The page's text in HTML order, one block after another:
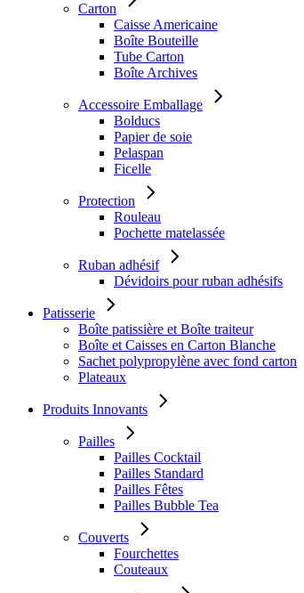
Carton
Caisse Americaine
Boîte Bouteille
Tube Carton
Boîte Archives
Accessoire Emballage
Bolducs
Papier de soie
Pelaspan
Ficelle
Protection
Rouleau
Pochette matelassée
Ruban adhésif
Dévidoirs pour ruban adhésifs
Patisserie
Boîte patissière et Boîte traiteur
Boîte et Caisses en Carton Blanche
Sachet polypropylène avec fond carton
Plateaux
Produits Innovants
Pailles
Pailles Cocktail
Pailles Standard
Pailles Fêtes
Pailles Bubble Tea
Couverts
Fourchettes
Couteaux